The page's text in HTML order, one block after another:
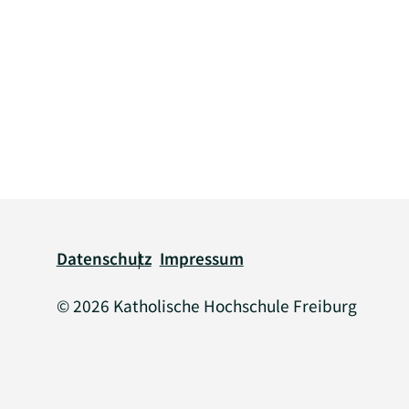
Legal information
Datenschutz Impressum
© 2026 Katholische Hochschule Freiburg